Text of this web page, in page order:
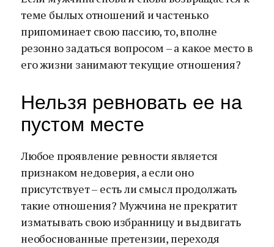
теме былых отношений и частенько
припоминает свою пассию, то, вполне
резонно задаться вопросом – а какое место в
его жизни занимают текущие отношения?
Нельзя ревновать ее на
пустом месте
Любое проявление ревности является
признаком недоверия, а если оно
присутствует – есть ли смысл продолжать
такие отношения? Мужчина не прекратит
изматывать свою избранницу и выдвигать
необоснованные претензии, переходя